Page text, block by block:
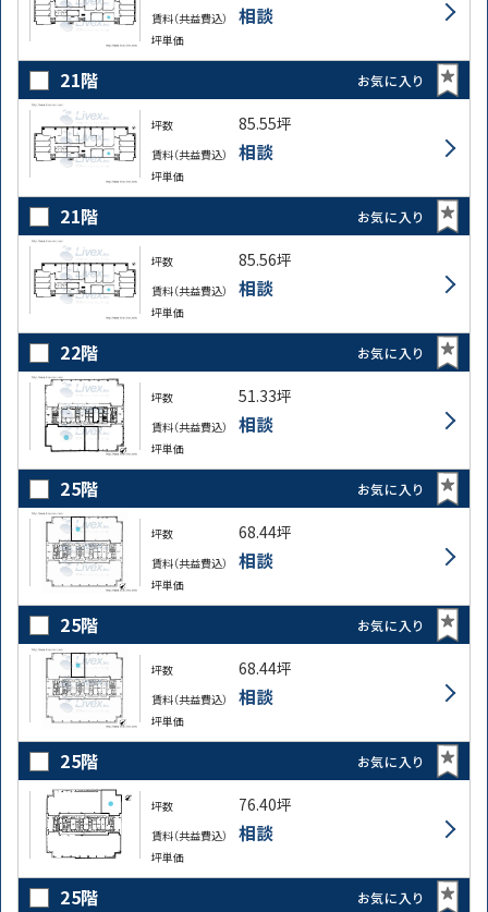
賃料（共益費込） 相談
坪単価
21階 お気に入り
坪数 85.55坪
賃料（共益費込） 相談
坪単価
21階 お気に入り
坪数 85.56坪
賃料（共益費込） 相談
坪単価
22階 お気に入り
坪数 51.33坪
賃料（共益費込） 相談
坪単価
25階 お気に入り
坪数 68.44坪
賃料（共益費込） 相談
坪単価
25階 お気に入り
坪数 68.44坪
賃料（共益費込） 相談
坪単価
25階 お気に入り
坪数 76.40坪
賃料（共益費込） 相談
坪単価
25階 お気に入り